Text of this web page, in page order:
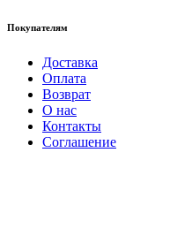
Покупателям
Доставка
Оплата
Возврат
О нас
Контакты
Соглашение